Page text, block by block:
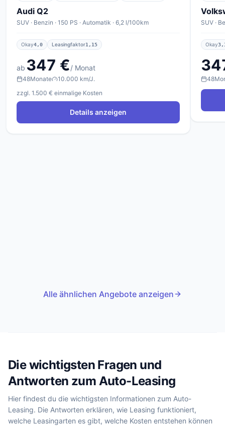
Audi Q2
SUV · Benzin · 150 PS · Automatik · 6,2 l/100km
Okay4,0 Leasingfaktor1,15
ab 347 €/ Monat
48Monate
10.000 km/J.
zzgl. 1.500 € einmalige Kosten
Details anzeigen
SUV ·
Okay
48
Alle ähnlichen Angebote anzeigen
Die wichtigsten Fragen und
Antworten zum Auto-Leasing
Hier findest du die wichtigsten Informationen zum Auto-
Leasing. Die Antworten erklären, wie Leasing funktioniert,
welche Leasingarten es gibt, welche Kosten entstehen können